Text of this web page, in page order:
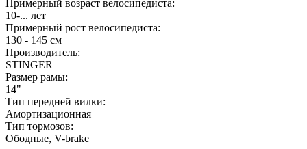
Примерный возраст велосипедиста:
10-... лет
Примерный рост велосипедиста:
130 - 145 см
Производитель:
STINGER
Размер рамы:
14"
Тип передней вилки:
Амортизационная
Тип тормозов:
Ободные, V-brake